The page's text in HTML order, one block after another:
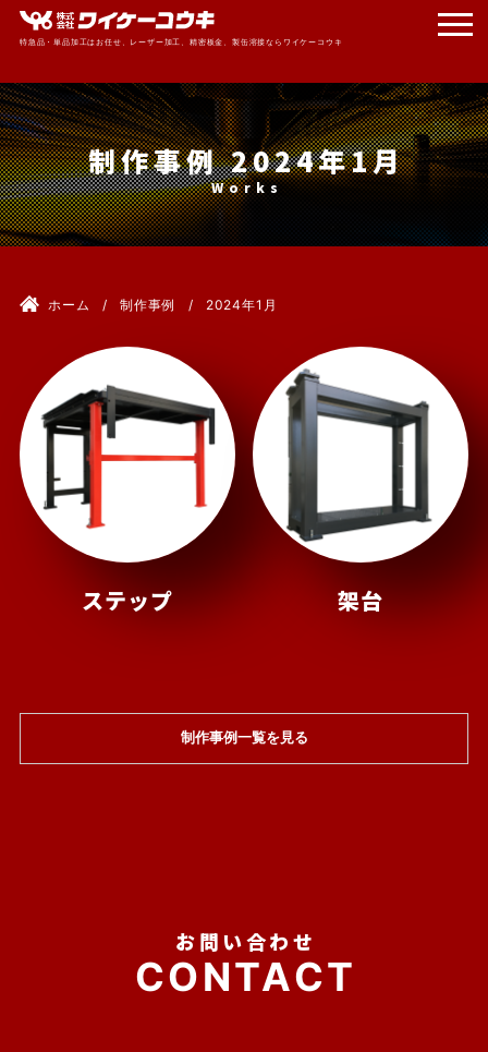
特急品・単品加工はお任せ、レーザー加工、精密板金、製缶溶接ならワイケーコウキ
制作事例 2024年1月
ホーム 制作事例 2024年1月
ステップ 架台
制作事例一覧を見る
お問い合わせ